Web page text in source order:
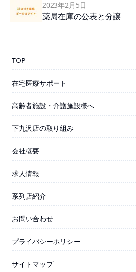
2023年2月5日
薬局在庫の公表と分譲
TOP
在宅医療サポート
高齢者施設・介護施設様へ
下九沢店の取り組み
会社概要
求人情報
系列店紹介
お問い合わせ
プライバシーポリシー
サイトマップ